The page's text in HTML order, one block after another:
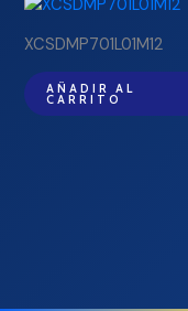
XCSDMP701L01M12
AÑADIR AL
CARRITO